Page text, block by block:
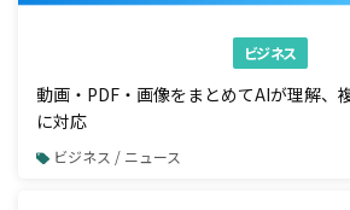
ビジネス
動画・PDF・画像をまとめてAIが理解、
に対応
ビジネス / ニュース